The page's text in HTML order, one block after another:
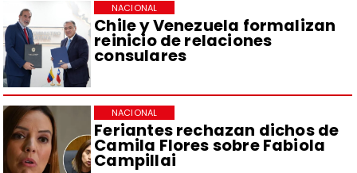
Chile y Venezuela formalizan
reinicio de relaciones
consulares
NACIONAL
Feriantes rechazan dichos de
Camila Flores sobre Fabiola
Campillai
NACIONAL